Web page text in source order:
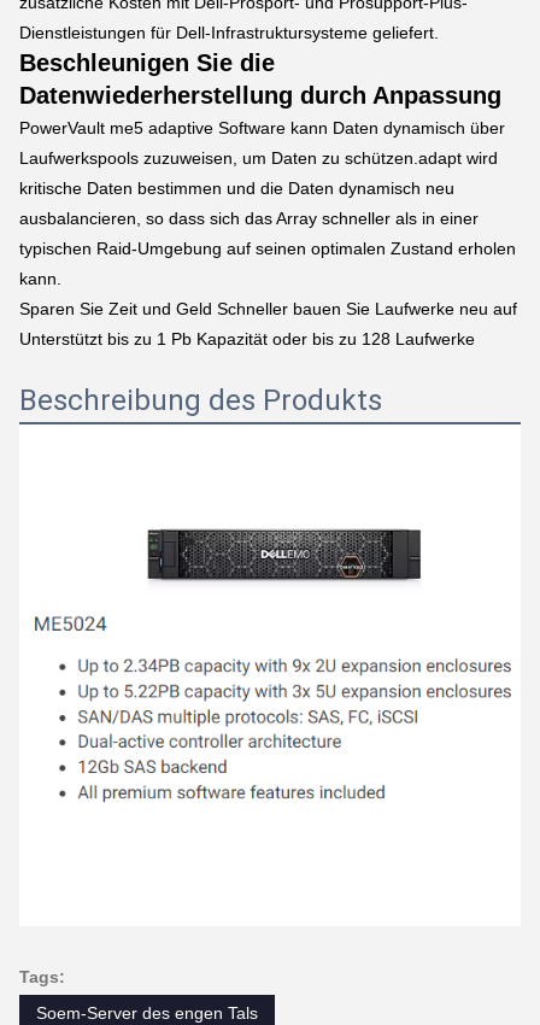
Dienstleistungen für Dell-Infrastruktursysteme geliefert.
Beschleunigen Sie die
Datenwiederherstellung durch Anpassung
PowerVault me5 adaptive Software kann Daten dynamisch über
Laufwerkspools zuzuweisen, um Daten zu schützen.adapt wird
kritische Daten bestimmen und die Daten dynamisch neu
ausbalancieren, so dass sich das Array schneller als in einer
typischen Raid-Umgebung auf seinen optimalen Zustand erholen
kann.
Sparen Sie Zeit und Geld Schneller bauen Sie Laufwerke neu auf
Unterstützt bis zu 1 Pb Kapazität oder bis zu 128 Laufwerke
Beschreibung des Produkts
Tags:
Soem-Server des engen Tals